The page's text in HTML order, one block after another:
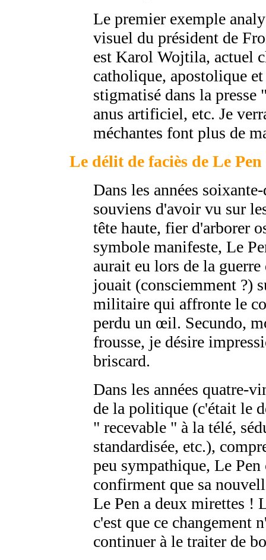
Le premier exemple
visuel du président de
est Karol Wojtila, actuel
catholique, apostolique
stigmatisé dans la
anus artificiel, etc. Je
méchantes font plus de
Le délit de faciès de Le Pen
Dans les années
souviens d'avoir vu sur
tête haute, fier d'arborer
symbole manifeste, Le
aurait eu lors de la
jouait (consciemment ?)
militaire qui affronte le
perdu un œil. Secundo,
frousse, je désire
briscard.
Dans les années quatre-
de la politique (c'était le
" recevable " à la télé,
standardisée, etc.),
peu sympathique, Le Pen
confirment que sa
Le Pen a deux mirettes !
c'est que ce changement
continuer à le traiter de